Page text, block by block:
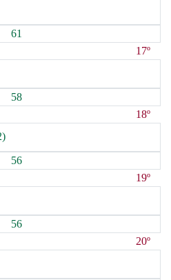
61
17º
58
18º
56
19º
56
20º